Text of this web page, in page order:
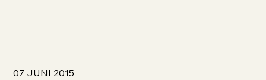
07 JUNI 2015